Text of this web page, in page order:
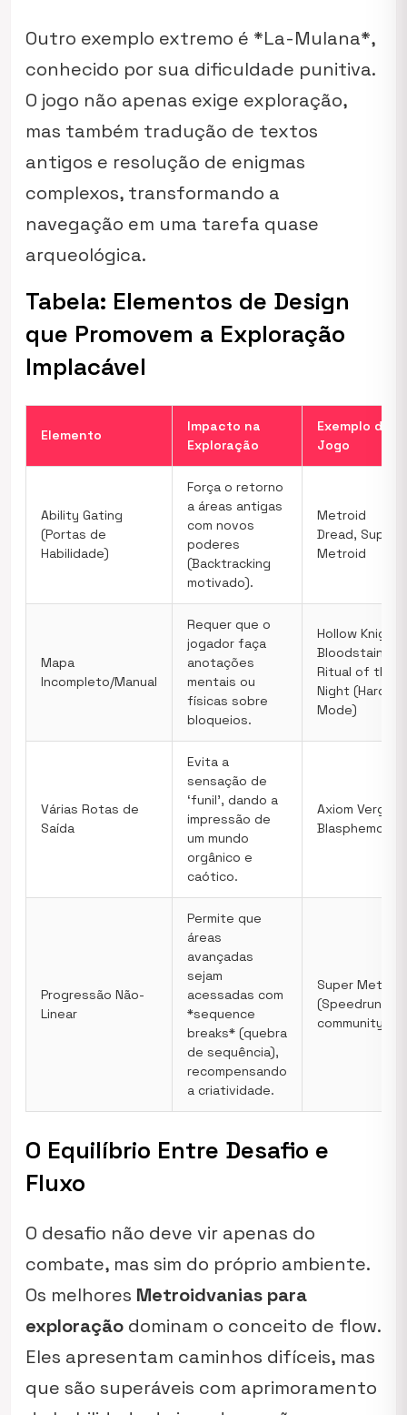
Outro exemplo extremo é *La-Mulana*,
conhecido por sua dificuldade punitiva.
O jogo não apenas exige exploração,
mas também tradução de textos
antigos e resolução de enigmas
complexos, transformando a
navegação em uma tarefa quase
arqueológica.
Tabela: Elementos de Design
que Promovem a Exploração
Implacável
Elemento
Impacto na
Exploração
Exemplo de
Jogo
Ability Gating
(Portas de
Habilidade)
Força o retorno
a áreas antigas
com novos
poderes
(Backtracking
motivado).
Metroid
Dread, Super
Metroid
Mapa
Incompleto/Manual
Requer que o
jogador faça
anotações
mentais ou
físicas sobre
bloqueios.
Hollow Knight,
Bloodstained:
Ritual of the
Night (Hard
Mode)
Várias Rotas de
Saída
Evita a
sensação de
‘funil’, dando a
impressão de
um mundo
orgânico e
caótico.
Axiom Verge,
Blasphemous
Progressão Não-
Linear
Permite que
áreas
avançadas
sejam
acessadas com
*sequence
breaks* (quebra
de sequência),
recompensando
a criatividade.
Super Metroid
(Speedrunning
community)
O Equilíbrio Entre Desafio e
Fluxo
O desafio não deve vir apenas do
combate, mas sim do próprio ambiente.
Os melhores Metroidvanias para
exploração dominam o conceito de flow.
Eles apresentam caminhos difíceis, mas
que são superáveis com aprimoramento